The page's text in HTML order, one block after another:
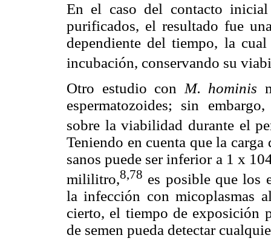
En el caso del contacto
purificados, el resultado fue
dependiente del tiempo, la
incubación, conservando su
Otro estudio con M. hominis
espermatozoides; sin
sobre la viabilidad durante el
Teniendo en cuenta que la
sanos puede ser inferior a 1 x
mililitro,8,78 es posible que los
la infección con micoplasmas
cierto, el tiempo de exposición
de semen pueda detectar